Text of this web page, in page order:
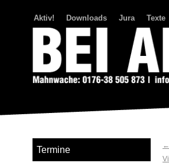
Aktiv! Downloads Jura Texte
←
Termine